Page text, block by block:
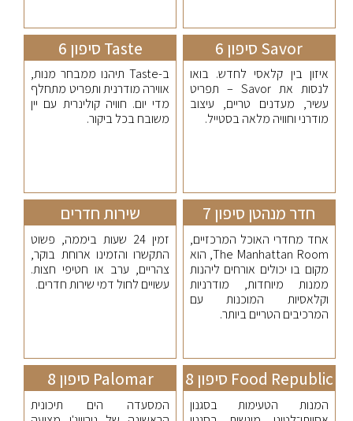
Savor סיפון 6
איזון בין קלאסי לחדש. בואו
לנסות את Savor – תפריט
עשיר, מעדנים טריים, עיצוב
מודרני וחוויה מלאה בסטייל.
Taste סיפון 6
ב-Taste תיהנו ממבחר מנות,
אווירה מודרנית ותפריט מתחלף
מדי יום. חוויה קולינרית עם יין
משובח בכל ביקור.
חדר מנהטן סיפון 7
אחד מחדרי האוכל המרכזיים,
The Manhattan Room, הוא
מקום בו יכולים אורחים ליהנות
ממנות מיוחדות, מודרניות
וקלאסיות המוכנות עם
המרכיבים הטריים ביותר.
שירות חדרים
זמין 24 שעות ביממה, פשוט
התקשרו והזמינו ארוחת בוקר,
צהריים, ערב או חטיפי חצות.
עשויים לחול דמי שירות חדרים.
Food Republic סיפון 8
המנות הטעימות בסגנון
Palomar סיפון 8
המסעדה הים תיכונית